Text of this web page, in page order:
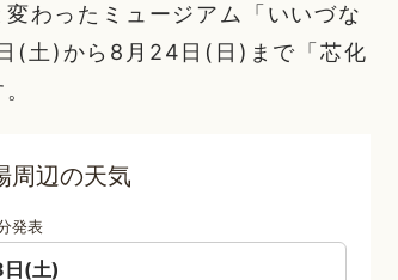
わったミュージアム「いいづな
(土)から8月24日(日)まで「芯化
周辺の天気
発表
(土)